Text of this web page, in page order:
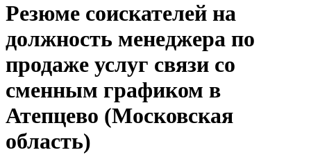
Резюме соискателей на
должность менеджера по
продаже услуг связи со
сменным графиком в
Атепцево (Московская
область)